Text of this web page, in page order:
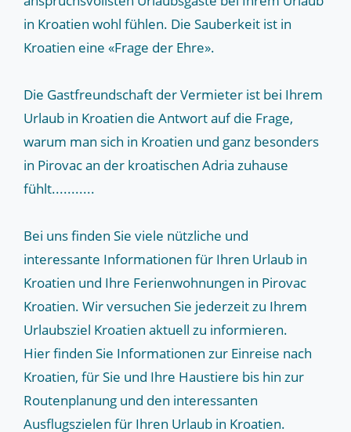
in Kroatien wohl fühlen. Die Sauberkeit ist in
Kroatien eine «Frage der Ehre».
Die Gastfreundschaft der Vermieter ist bei Ihrem
Urlaub in Kroatien die Antwort auf die Frage,
warum man sich in Kroatien und ganz besonders
in Pirovac an der kroatischen Adria zuhause
fühlt...........
Bei uns finden Sie viele nützliche und
interessante Informationen für Ihren Urlaub in
Kroatien und Ihre Ferienwohnungen in Pirovac
Kroatien. Wir versuchen Sie jederzeit zu Ihrem
Urlaubsziel Kroatien aktuell zu informieren.
Hier finden Sie Informationen zur Einreise nach
Kroatien, für Sie und Ihre Haustiere bis hin zur
Routenplanung und den interessanten
Ausflugszielen für Ihren Urlaub in Kroatien.